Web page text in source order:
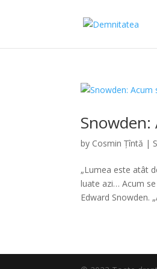
by Cosmin Țîntă |
„Lumea este atât
luate azi… Acum
Edward Snowden.